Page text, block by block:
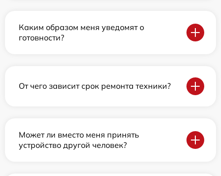
Каким образом меня уведомят о
готовности?
От чего зависит срок ремонта техники?
Может ли вместо меня принять
устройство другой человек?